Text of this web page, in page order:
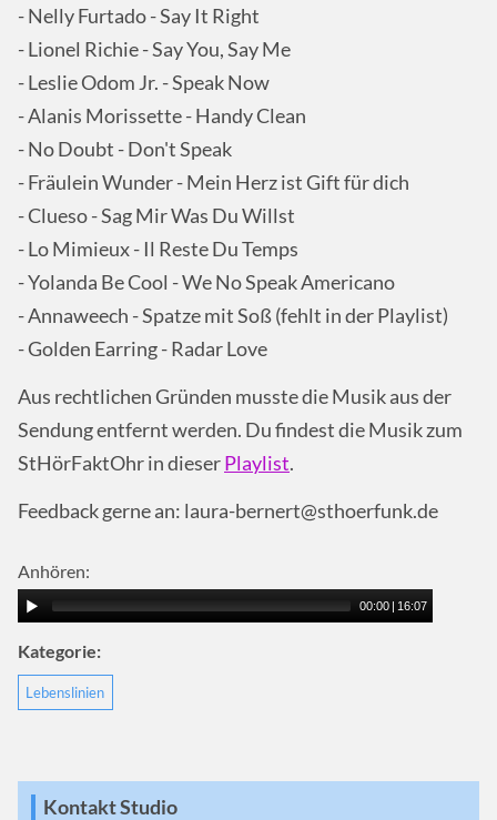
- Nelly Furtado - Say It Right
- Lionel Richie - Say You, Say Me
- Leslie Odom Jr. - Speak Now
- Alanis Morissette - Handy Clean
- No Doubt - Don't Speak
- Fräulein Wunder - Mein Herz ist Gift für dich
- Clueso - Sag Mir Was Du Willst
- Lo Mimieux - Il Reste Du Temps
- Yolanda Be Cool - We No Speak Americano
- Annaweech - Spatze mit Soß (fehlt in der Playlist)
- Golden Earring - Radar Love
Aus rechtlichen Gründen musste die Musik aus der
Sendung entfernt werden. Du findest die Musik zum
StHörFaktOhr in dieserPlaylist.
Feedback gerne an: laura-bernert@sthoerfunk.de
Anhören:
00:00 | 16:07
Kategorie:
Lebenslinien
Kontakt Studio